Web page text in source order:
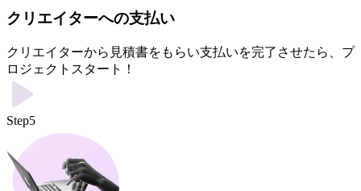
クリエイターへの支払い
クリエイターから見積書をもらい支払いを完了させたら、プ
ロジェクトスタート！
Step5